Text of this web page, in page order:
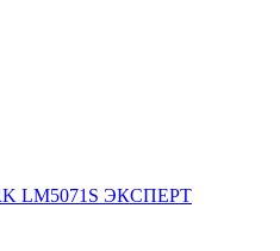
LM5071S ЭКСПЕРТ